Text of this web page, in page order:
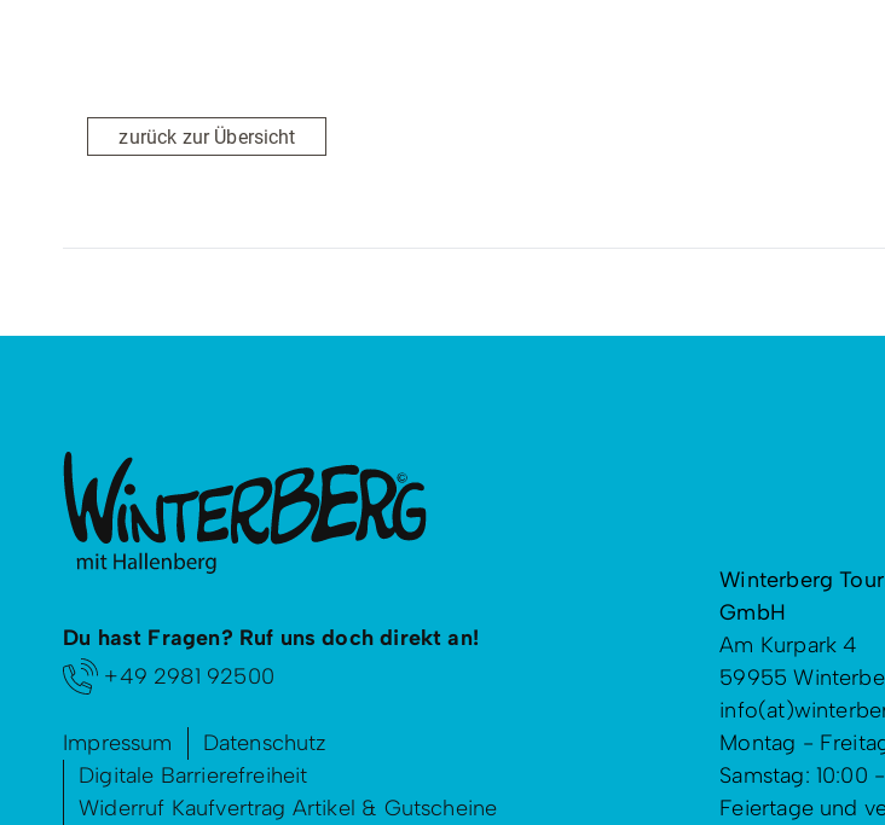
zurück zur Übersicht
Du hast Fragen? Ruf uns doch direkt an!
+49 2981 92500
Impressum
Datenschutz
Digitale Barrierefreiheit
Widerruf Kaufvertrag Artikel & Gutscheine
Winterberg
GmbH
Am Kurpark 4
59955
Montag -
Samstag: 10:00
Feiertage und